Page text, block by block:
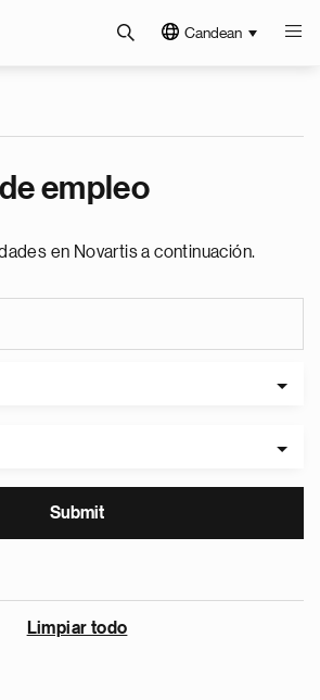
Candean
empleo
en Novartis a continuación.
Limpiar todo